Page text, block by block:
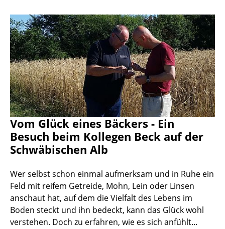
Vom Glück eines Bäckers - Ein
Besuch beim Kollegen Beck auf der
Schwäbischen Alb
Wer selbst schon einmal aufmerksam und in Ruhe ein
Feld mit reifem Getreide, Mohn, Lein oder Linsen
anschaut hat, auf dem die Vielfalt des Lebens im
Boden steckt und ihn bedeckt, kann das Glück wohl
verstehen. Doch zu erfahren, wie es sich anfühlt...